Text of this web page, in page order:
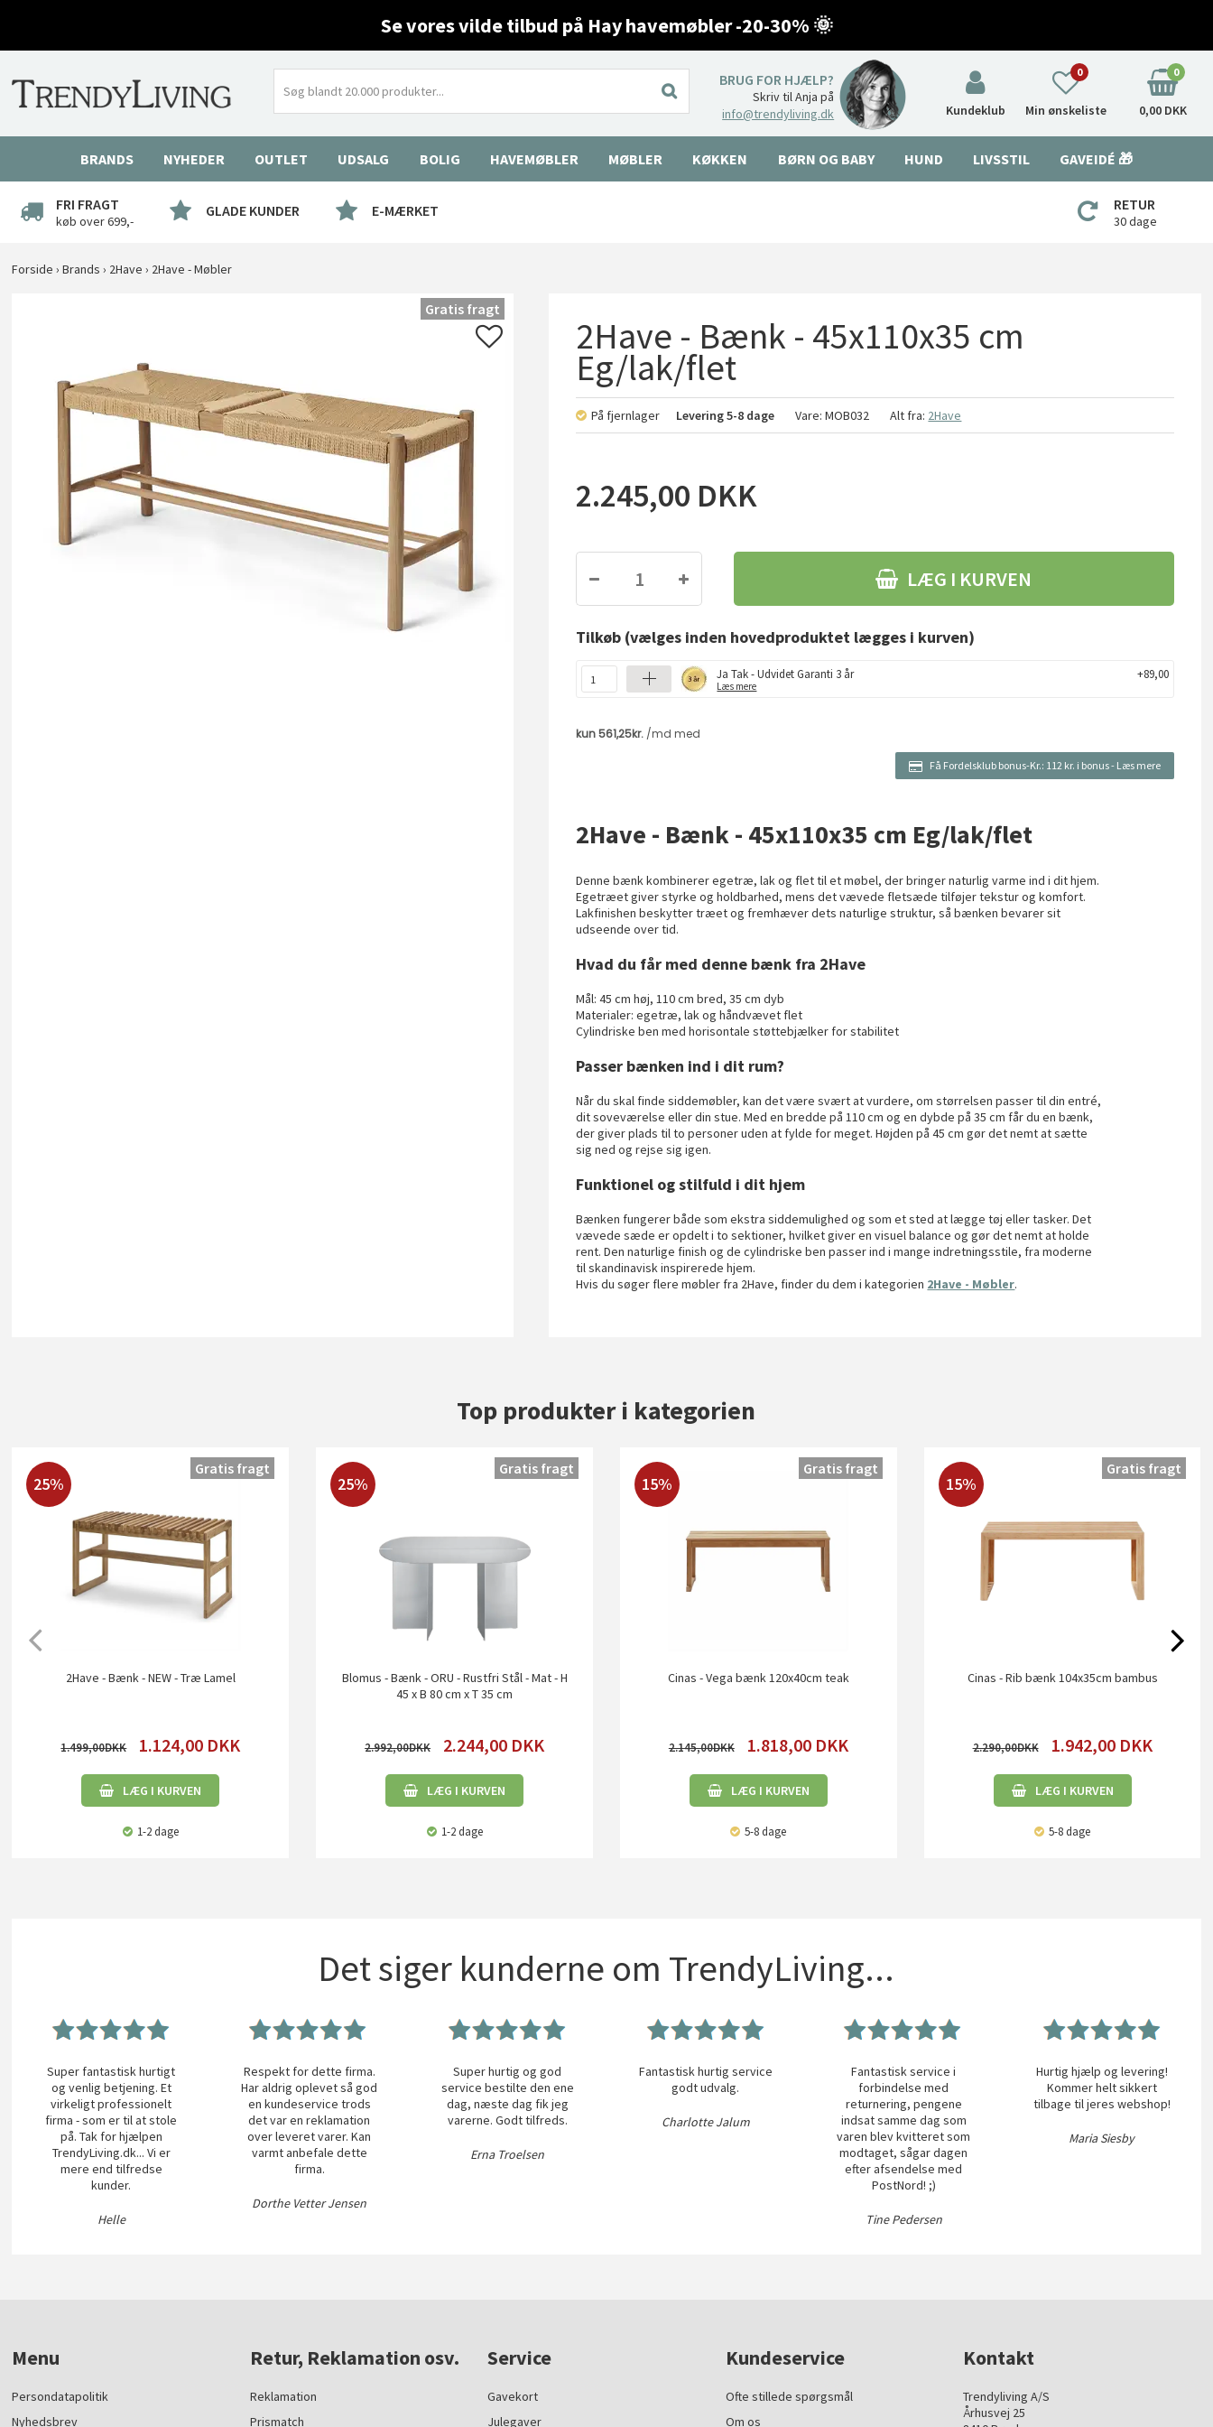
Se vores vilde tilbud på Hay havemøbler -20-30% 🌞
BRUG FOR HJÆLP?
Skriv til Anja på
info@trendyliving.dk
Kundeklub Min ønskeliste
0 0
0,00 DKK
BRANDS NYHEDER OUTLET UDSALG BOLIG HAVEMØBLER MØBLER KØKKEN BØRN OG BABY HUND LIVSSTIL GAVEIDÉ 🎁
FRI FRAGT
køb over 699,-
GLADE KUNDER E-MÆRKET RETUR
30 dage
Forside ›Brands › 2Have › 2Have - Møbler
Gratis fragt
2Have - Bænk - 45x110x35 cm
Eg/lak/flet
På fjernlager Levering5-8 dage Vare:MOB032 Alt fra: 2Have
2.245,00 DKK
LÆG I KURVEN
Tilkøb (vælges inden hovedproduktet lægges i kurven)
Ja Tak - Udvidet Garanti 3 år
Læs mere
+89,00
Få Fordelsklub bonus-Kr.: 112 kr. i bonus- Læs mere
2Have - Bænk - 45x110x35 cm Eg/lak/flet
Denne bænk kombinerer egetræ, lak og flet til et møbel, der bringer naturlig varme ind i dit hjem.
Egetræet giver styrke og holdbarhed, mens det vævede fletsæde tilføjer tekstur og komfort.
Lakfinishen beskytter træet og fremhæver dets naturlige struktur, så bænken bevarer sit
udseende over tid.
Hvad du får med denne bænk fra 2Have
Mål: 45 cm høj, 110 cm bred, 35 cm dyb
Materialer: egetræ, lak og håndvævet flet
Cylindriske ben med horisontale støttebjælker for stabilitet
Passer bænken ind i dit rum?
Når du skal finde siddemøbler, kan det være svært at vurdere, om størrelsen passer til din entré,
dit soveværelse eller din stue. Med en bredde på 110 cm og en dybde på 35 cm får du en bænk,
der giver plads til to personer uden at fylde for meget. Højden på 45 cm gør det nemt at sætte
sig ned og rejse sig igen.
Funktionel og stilfuld i dit hjem
Bænken fungerer både som ekstra siddemulighed og som et sted at lægge tøj eller tasker. Det
vævede sæde er opdelt i to sektioner, hvilket giver en visuel balance og gør det nemt at holde
rent. Den naturlige finish og de cylindriske ben passer ind i mange indretningsstile, fra moderne
til skandinavisk inspirerede hjem.
Hvis du søger flere møbler fra 2Have, finder du dem i kategorien 2Have - Møbler.
Top produkter i kategorien
25%
2Have - Bænk - NEW - Træ Lamel
1.499,00 1.124,00 DKK
LÆG I KURVEN
1-2 dage
Gratis fragt
25%
Blomus - Bænk - ORU - Rustfri Stål - Mat - H
45 x B 80 cm x T 35 cm
2.992,00 2.244,00 DKK
LÆG I KURVEN
1-2 dage
Gratis fragt
15%
Cinas - Vega bænk 120x40cm teak
2.145,00 1.818,00 DKK
LÆG I KURVEN
5-8 dage
Gratis fragt
15%
Cinas - Rib bænk 104x35cm bambus
2.290,00 1.942,00 DKK
LÆG I KURVEN
5-8 dage
Gratis fragt
Det siger kunderne om TrendyLiving...
Super fantastisk hurtigt
og venlig betjening. Et
virkeligt professionelt
firma - som er til at stole
på. Tak for hjælpen
TrendyLiving.dk... Vi er
mere end tilfredse
kunder.
Helle
Respekt for dette firma.
Har aldrig oplevet så god
en kundeservice trods
det var en reklamation
over leveret varer. Kan
varmt anbefale dette
firma.
Dorthe Vetter Jensen
Super hurtig og god
service bestilte den ene
dag, næste dag fik jeg
varerne. Godt tilfreds.
Erna Troelsen
Fantastisk hurtig service
godt udvalg.
Charlotte Jalum
Fantastisk service i
forbindelse med
returnering, pengene
indsat samme dag som
varen blev kvitteret som
modtaget, sågar dagen
efter afsendelse med
PostNord! ;)
Tine Pedersen
Hurtig hjælp og levering!
Kommer helt sikkert
tilbage til jeres webshop!
Maria Siesby
Menu
Persondatapolitik
Nyhedsbrev
Retur, Reklamation osv.
Reklamation
Prismatch
Service
Gavekort
Julegaver
Kundeservice
Ofte stillede spørgsmål
Om os
Kontakt
Trendyliving A/S
Århusvej 25